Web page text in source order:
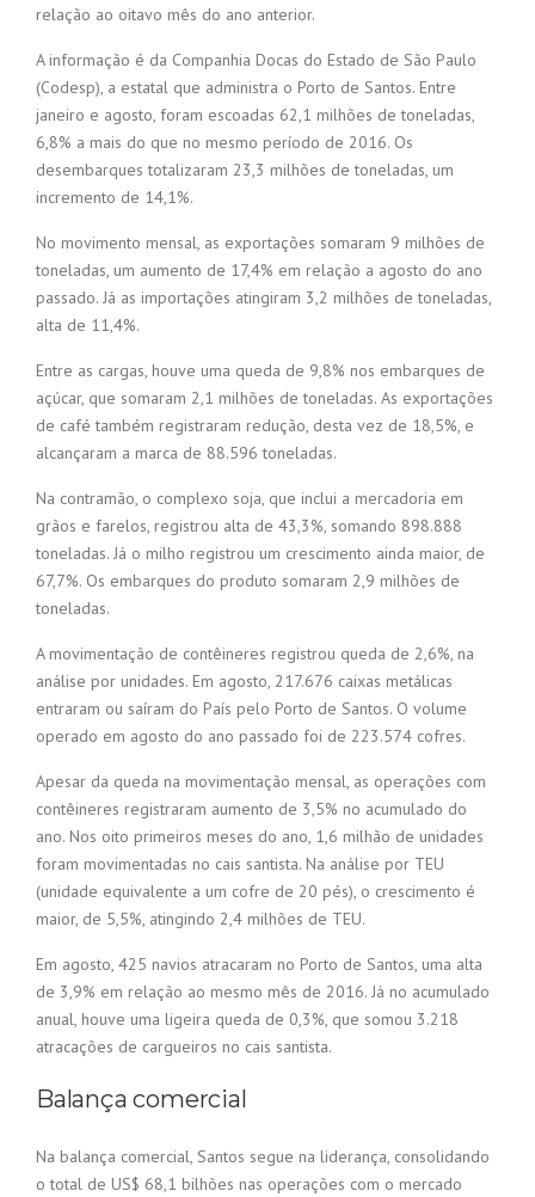
relação ao oitavo mês do ano anterior.
A informação é da Companhia Docas do Estado de São Paulo
(Codesp), a estatal que administra o Porto de Santos. Entre
janeiro e agosto, foram escoadas 62,1 milhões de toneladas,
6,8% a mais do que no mesmo período de 2016. Os
desembarques totalizaram 23,3 milhões de toneladas, um
incremento de 14,1%.
No movimento mensal, as exportações somaram 9 milhões de
toneladas, um aumento de 17,4% em relação a agosto do ano
passado. Já as importações atingiram 3,2 milhões de toneladas,
alta de 11,4%.
Entre as cargas, houve uma queda de 9,8% nos embarques de
açúcar, que somaram 2,1 milhões de toneladas. As exportações
de café também registraram redução, desta vez de 18,5%, e
alcançaram a marca de 88.596 toneladas.
Na contramão, o complexo soja, que inclui a mercadoria em
grãos e farelos, registrou alta de 43,3%, somando 898.888
toneladas. Já o milho registrou um crescimento ainda maior, de
67,7%. Os embarques do produto somaram 2,9 milhões de
toneladas.
A movimentação de contêineres registrou queda de 2,6%, na
análise por unidades. Em agosto, 217.676 caixas metálicas
entraram ou saíram do País pelo Porto de Santos. O volume
operado em agosto do ano passado foi de 223.574 cofres.
Apesar da queda na movimentação mensal, as operações com
contêineres registraram aumento de 3,5% no acumulado do
ano. Nos oito primeiros meses do ano, 1,6 milhão de unidades
foram movimentadas no cais santista. Na análise por TEU
(unidade equivalente a um cofre de 20 pés), o crescimento é
maior, de 5,5%, atingindo 2,4 milhões de TEU.
Em agosto, 425 navios atracaram no Porto de Santos, uma alta
de 3,9% em relação ao mesmo mês de 2016. Já no acumulado
anual, houve uma ligeira queda de 0,3%, que somou 3.218
atracações de cargueiros no cais santista.
Balança comercial
Na balança comercial, Santos segue na liderança, consolidando
o total de US$ 68,1 bilhões nas operações com o mercado